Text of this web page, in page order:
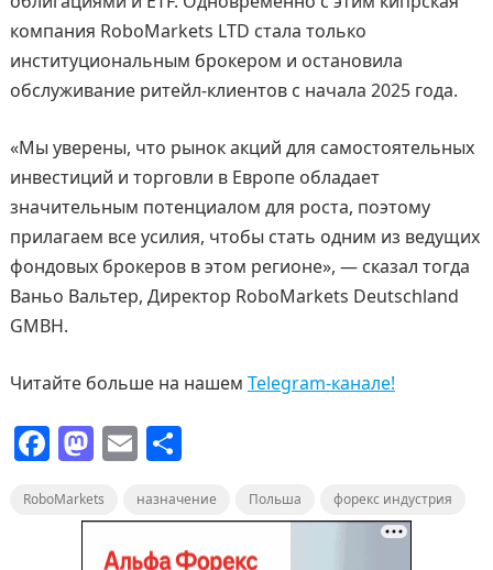
компания RoboMarkets LTD стала только
институциональным брокером и остановила
обслуживание ритейл-клиентов с начала 2025 года.
«Мы уверены, что рынок акций для самостоятельных
инвестиций и торговли в Европе обладает
значительным потенциалом для роста, поэтому
прилагаем все усилия, чтобы стать одним из ведущих
фондовых брокеров в этом регионе», — сказал тогда
Ваньо Вальтер, Директор RoboMarkets Deutschland
GMBH.
Читайте больше на нашем Telegram-канале!
F
a
c
M
a
st
o
E
m
ai
l
О
п
р
RoboMarkets назначение Польша форекс индустрия